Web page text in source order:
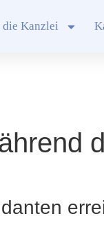
die Kanzlei